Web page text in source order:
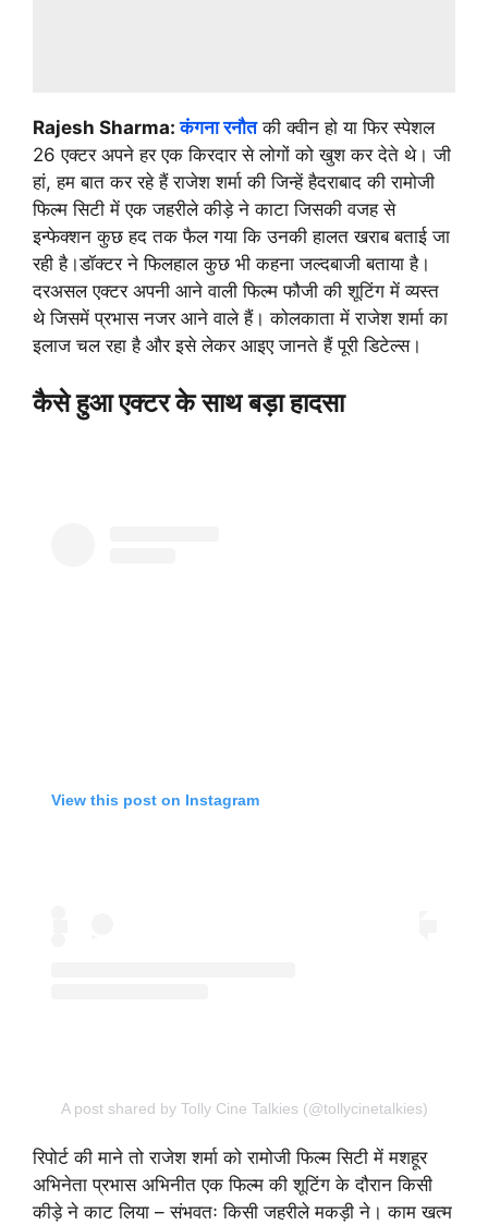
Rajesh Sharma:कंगना रनौतकी क्वीन हो या फिर स्पेशल
26 एक्टर अपने हर एक किरदार से लोगों को खुश कर देते थे। जी
हां, हम बात कर रहे हैं राजेश शर्मा की जिन्हें हैदराबाद की रामोजी
फिल्म सिटी में एक जहरीले कीड़े ने काटा जिसकी वजह से
इन्फेक्शन कुछ हद तक फैल गया कि उनकी हालत खराब बताई जा
रही है।डॉक्टर ने फिलहाल कुछ भी कहना जल्दबाजी बताया है।
दरअसल एक्टर अपनी आने वाली फिल्म फौजी की शूटिंग में व्यस्त
थे जिसमें प्रभास नजर आने वाले हैं। कोलकाता में राजेश शर्मा का
इलाज चल रहा है और इसे लेकर आइए जानते हैं पूरी डिटेल्स।
कैसे हुआ एक्टर के साथ बड़ा हादसा
View this post on Instagram
A post shared by Tolly Cine Talkies (@tollycinetalkies)
रिपोर्ट की माने तो राजेश शर्मा को रामोजी फिल्म सिटी में मशहूर
अभिनेता प्रभास अभिनीत एक फिल्म की शूटिंग के दौरान किसी
कीड़े ने काट लिया – संभवतः किसी जहरीले मकड़ी ने। काम खत्म